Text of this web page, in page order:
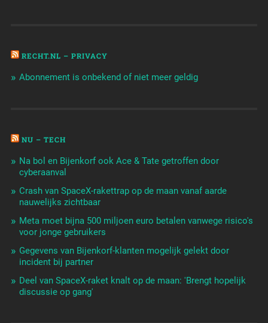
RECHT.NL – PRIVACY
Abonnement is onbekend of niet meer geldig
NU – TECH
Na bol en Bijenkorf ook Ace & Tate getroffen door
cyberaanval
Crash van SpaceX-rakettrap op de maan vanaf aarde
nauwelijks zichtbaar
Meta moet bijna 500 miljoen euro betalen vanwege risico's
voor jonge gebruikers
Gegevens van Bijenkorf-klanten mogelijk gelekt door
incident bij partner
Deel van SpaceX-raket knalt op de maan: 'Brengt hopelijk
discussie op gang'